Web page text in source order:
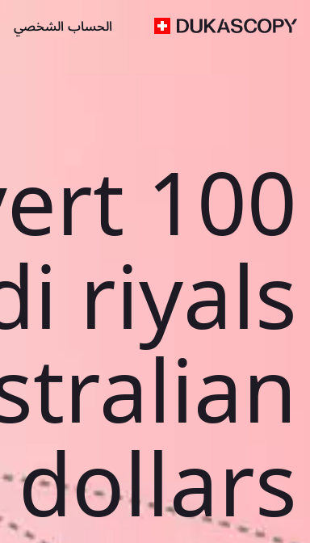
الحساب الشخصي
100
riyals
dollars